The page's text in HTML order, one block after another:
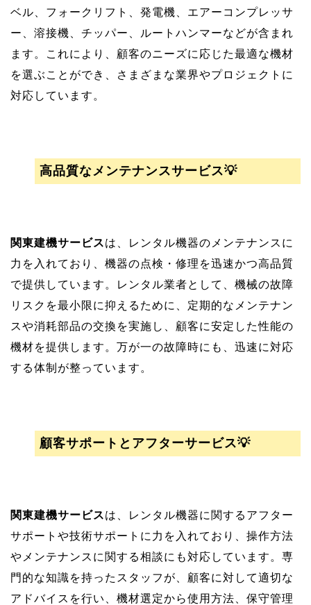
ベル、フォークリフト、発電機、エアーコンプレッサ
ー、溶接機、チッパー、ルートハンマーなどが含まれ
ます。これにより、顧客のニーズに応じた最適な機材
を選ぶことができ、さまざまな業界やプロジェクトに
対応しています。
高品質なメンテナンスサービス💡
関東建機サービスは、レンタル機器のメンテナンスに
力を入れており、機器の点検・修理を迅速かつ高品質
で提供しています。レンタル業者として、機械の故障
リスクを最小限に抑えるために、定期的なメンテナン
スや消耗部品の交換を実施し、顧客に安定した性能の
機材を提供します。万が一の故障時にも、迅速に対応
する体制が整っています。
顧客サポートとアフターサービス💡
関東建機サービスは、レンタル機器に関するアフター
サポートや技術サポートに力を入れており、操作方法
やメンテナンスに関する相談にも対応しています。専
門的な知識を持ったスタッフが、顧客に対して適切な
アドバイスを行い、機材選定から使用方法、保守管理